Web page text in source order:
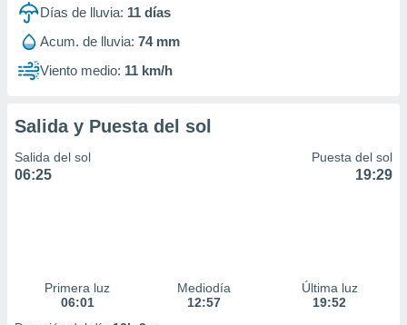
Días de lluvia: 11 días
Acum. de lluvia: 74 mm
Viento medio: 11 km/h
Salida y Puesta del sol
Salida del sol
06:25
Puesta del sol
19:29
Primera luz
06:01
Mediodía
12:57
Última luz
19:52